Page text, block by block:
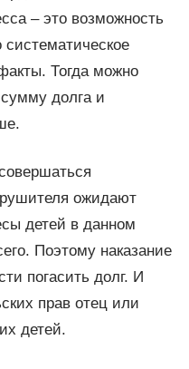
– это возможность
систематическое
Тогда можно
долга и
ожидают
детей в данном
Поэтому наказание
погасить долг. И
прав отец или
детей.